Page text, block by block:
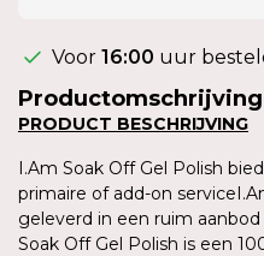
Voor 16:00 uur
Productomschrijving
PRODUCT BESCHRIJVING
I.Am Soak Off Gel Polish
primaire of add-on
geleverd in een ruim
Soak Off Gel Polish is een